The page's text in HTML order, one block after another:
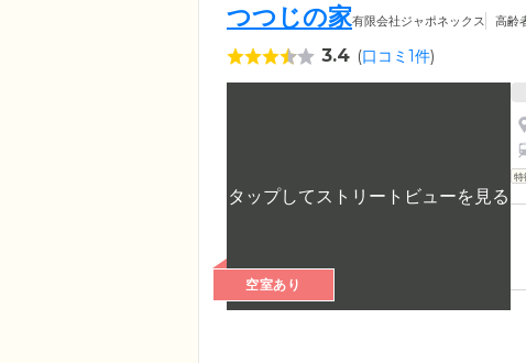
つつじの家有限会社ジャポネックス 高齢
3.4 (口コミ1件)
空室あり